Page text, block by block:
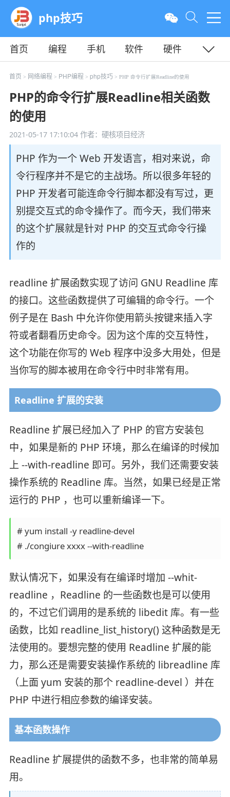
php技巧
首页 编程 手机 软件
硬件
教程
平面 服务器
首页 > 网络编程 > PHP编程 > php技巧 > PHP 命令行扩展Readline的使用
PHP的命令行扩展Readline相关函数
的使用
2021-05-17 17:10:04作者：硬核项目经济
PHP 作为一个 Web 开发语言，相对来说，命
令行程序并不是它的主战场。所以很多年轻的
PHP 开发者可能连命令行脚本都没有写过，更
别提交互式的命令操作了。而今天，我们带来
的这个扩展就是针对 PHP 的交互式命令行操
作的
readline 扩展函数实现了访问 GNU Readline 库
的接口。这些函数提供了可编辑的命令行。一个
例子是在 Bash 中允许你使用箭头按键来插入字
符或者翻看历史命令。因为这个库的交互特性，
这个功能在你写的 Web 程序中没多大用处，但是
当你写的脚本被用在命令行中时非常有用。
Readline 扩展的安装
Readline 扩展已经加入了 PHP 的官方安装包
中，如果是新的 PHP 环境，那么在编译的时候加
上 --with-readline 即可。另外，我们还需要安装
操作系统的 Readline 库。当然，如果已经是正常
运行的 PHP ，也可以重新编译一下。
# yum install -y readline-devel
# ./congiure xxxx --with-readline
默认情况下，如果没有在编译时增加 --whit-
readline ，Readline 的一些函数也是可以使用
的，不过它们调用的是系统的 libedit 库。有一些
函数，比如 readline_list_history() 这种函数是无
法使用的。要想完整的使用 Readline 扩展的能
力，那么还是需要安装操作系统的 libreadline 库
（上面 yum 安装的那个 readline-devel ）并在
PHP 中进行相应参数的编译安装。
基本函数操作
Readline 扩展提供的函数不多，也非常的简单易
用。